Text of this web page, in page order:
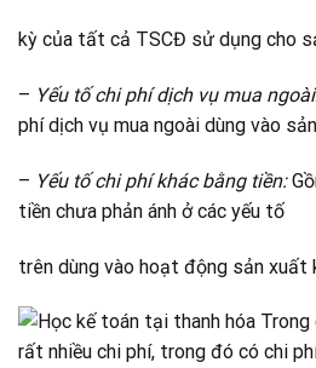
kỳ của tất cả TSCĐ sử dụng cho
– Yếu tố chi phí dịch vụ mua ngoài
phí dịch vụ mua ngoài dùng vào
– Yếu tố chi phí khác bằng tiền:
tiền chưa phản ánh ở các yếu tố
trên dùng vào hoạt động sản xuất